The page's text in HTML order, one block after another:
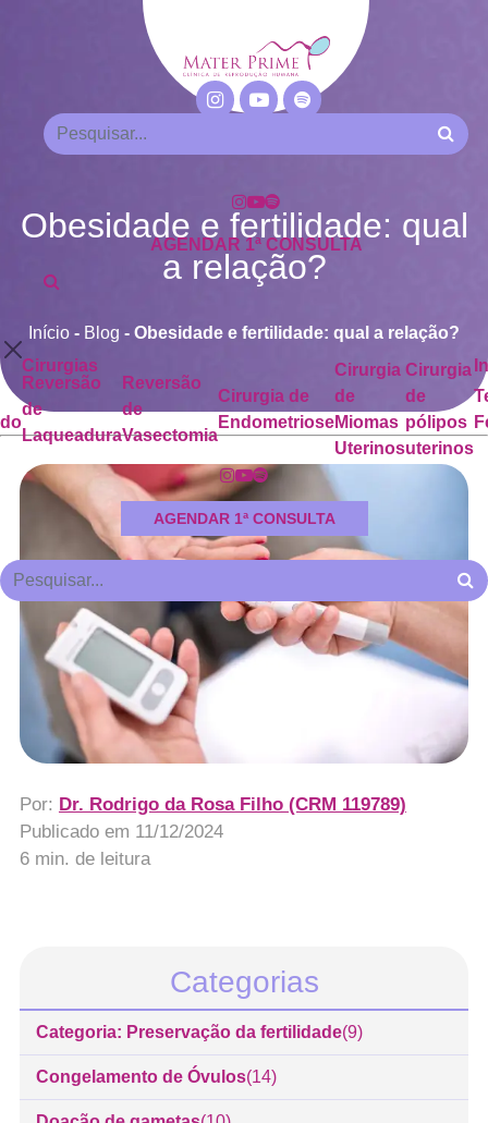
AGENDAR 1ª CONSULTA
Cirurgias
Reversão
de
Laqueadura
Reversão
de
Vasectomia
Cirurgia de
Endometriose
Cirurgia
de
Miomas
Uterinos
Cirurgia
de
pólipos
uterinos
AGENDAR 1ª CONSULTA
Obesidade e fertilidade: qual
a relação?
Início - Blog - Obesidade e fertilidade: qual a relação?
Por: Dr. Rodrigo da Rosa Filho (CRM 119789)
Publicado em 11/12/2024
6 min. de leitura
Categorias
Categoria: Preservação da fertilidade(9)
Congelamento de Óvulos(14)